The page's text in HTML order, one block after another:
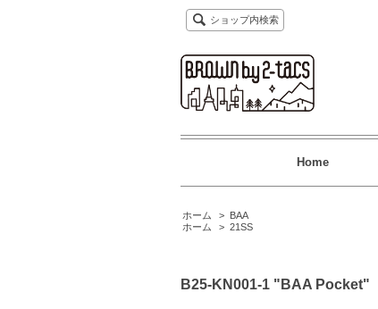
ショップ内検索
Home
ホーム > BAA
ホーム
> 21SS
B25-KN001-1 "BAA Pocket"